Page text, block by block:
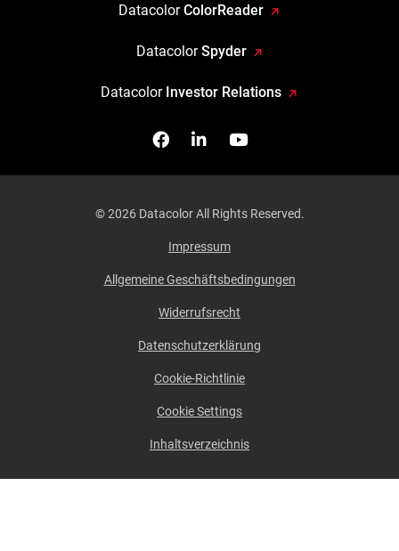
DatacolorColorReader
DatacolorSpyder
Datacolor Investor Relations
FacebookFollow us on Linkedin
Watch us on
© 2026 Datacolor All Rights Reserved.
Impressum
Allgemeine Geschäftsbedingungen
Widerrufsrecht
Datenschutzerklärung
Cookie-Richtlinie
Cookie Settings
Inhaltsverzeichnis